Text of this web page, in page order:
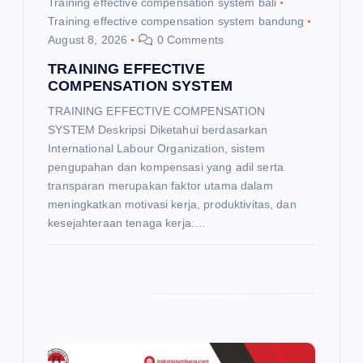
Training effective compensation system bandung
August 8, 2026
0 Comments
TRAINING EFFECTIVE
COMPENSATION SYSTEM
TRAINING EFFECTIVE COMPENSATION
SYSTEM Deskripsi Diketahui berdasarkan
International Labour Organization, sistem
pengupahan dan kompensasi yang adil serta
transparan merupakan faktor utama dalam
meningkatkan motivasi kerja, produktivitas, dan
kesejahteraan tenaga kerja.…